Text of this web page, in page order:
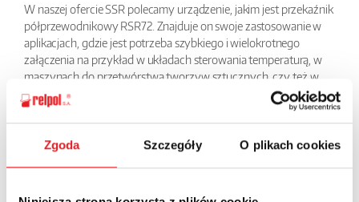
Zgoda Szczegóły O plikach cookies
W naszej ofercie SSR polecamy urządzenie, jakim jest przekaźnik
półprzewodnikowy RSR72. Znajduje on swoje zastosowanie w
aplikacjach, gdzie jest potrzeba szybkiego i wielokrotnego
załączenia na przykład w układach sterowania temperaturą, w
maszynach do przetwórstwa tworzyw sztucznych, czy też w
maszynach pakujących. Co bardzo ważne, przekaźnikiem tym
możemy załączać obciążenie zmienne w zakresie napięć od 24V
do 660V AC przy obciążeniach rzędu 10 do 75 A. W zależności
od typu ma wbudowane układy RC lub MOV chroniące przed